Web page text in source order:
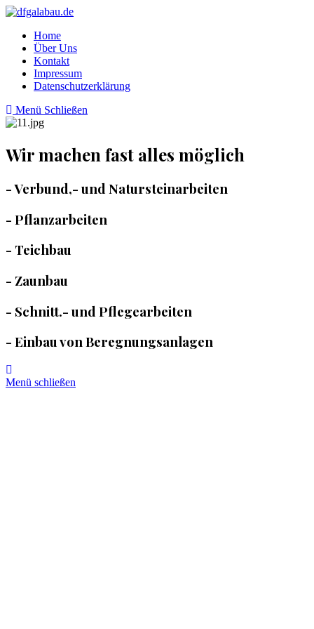
Zum
springenHome
Über Uns
Kontakt
Impressum
Datenschutzerklärung
Menü Schließen
Wir machen fast alles möglich
- Verbund,- und Natursteinarbeiten
- Pflanzarbeiten
- Teichbau
- Zaunbau
- Schnitt.- und Pflegearbeiten
- Einbau von Beregnungsanlagen
Menü schließen